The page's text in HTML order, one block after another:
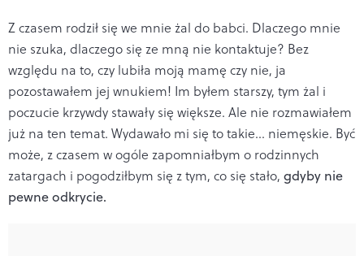
Z czasem rodził się we mnie żal do babci. Dlaczego mnie
nie szuka, dlaczego się ze mną nie kontaktuje? Bez
względu na to, czy lubiła moją mamę czy nie, ja
pozostawałem jej wnukiem! Im byłem starszy, tym żal i
poczucie krzywdy stawały się większe. Ale nie rozmawiałem
już na ten temat. Wydawało mi się to takie… niemęskie. Być
może, z czasem w ogóle zapomniałbym o rodzinnych
zatargach i pogodziłbym się z tym, co się stało, gdyby nie
pewne odkrycie.